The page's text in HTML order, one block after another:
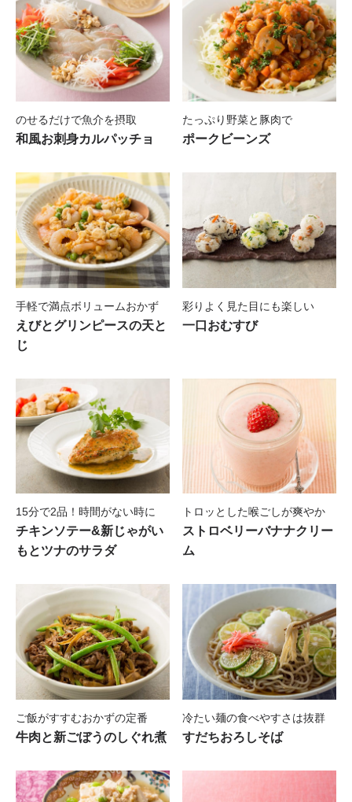
のせるだけで魚介を摂取
和風お刺身カルパッチョ
たっぷり野菜と豚肉で
ポークビーンズ
手軽で満点ボリュームおかず
えびとグリンピースの天と
じ
彩りよく見た目にも楽しい
一口おむすび
15分で2品！時間がない時に
チキンソテー&新じゃがい
もとツナのサラダ
トロッとした喉ごしが爽やか
ストロベリーバナナクリー
ム
ご飯がすすむおかずの定番
牛肉と新ごぼうのしぐれ煮
冷たい麺の食べやすさは抜群
すだちおろしそば